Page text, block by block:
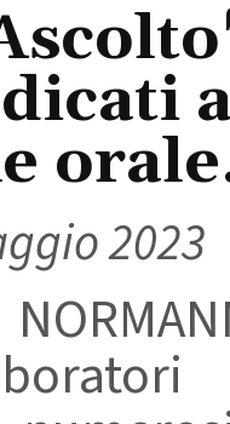
2023